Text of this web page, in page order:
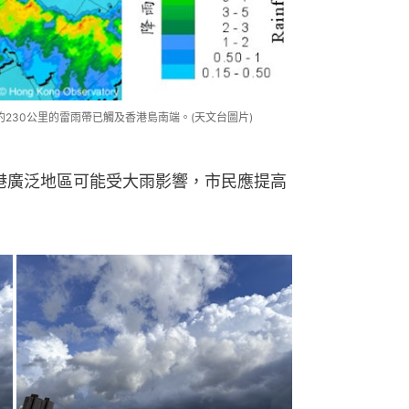
公里的雷雨帶已觸及香港島南端。(天文台圖片)
泛地區可能受大雨影響，市民應提高